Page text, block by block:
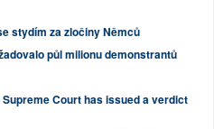
stydím za zločiny Němců
půl milionu demonstrantů
Supreme Court has issued a verdict